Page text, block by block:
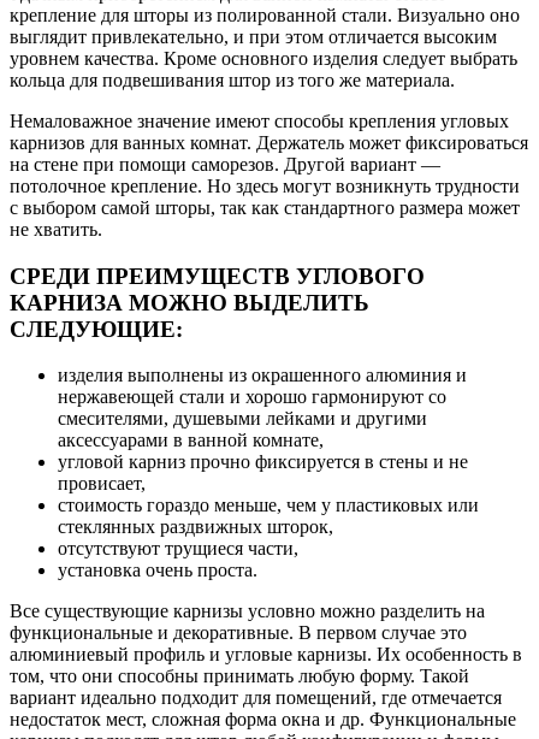
крепление для шторы из полированной стали. Визуально оно
выглядит привлекательно, и при этом отличается высоким
уровнем качества. Кроме основного изделия следует выбрать
кольца для подвешивания штор из того же материала.
Немаловажное значение имеют способы крепления угловых
карнизов для ванных комнат. Держатель может фиксироваться
на стене при помощи саморезов. Другой вариант —
потолочное крепление. Но здесь могут возникнуть трудности
с выбором самой шторы, так как стандартного размера может
не хватить.
СРЕДИ ПРЕИМУЩЕСТВ УГЛОВОГО
КАРНИЗА МОЖНО ВЫДЕЛИТЬ
СЛЕДУЮЩИЕ:
изделия выполнены из окрашенного алюминия и
нержавеющей стали и хорошо гармонируют со
смесителями, душевыми лейками и другими
аксессуарами в ванной комнате,
угловой карниз прочно фиксируется в стены и не
провисает,
стоимость гораздо меньше, чем у пластиковых или
стеклянных раздвижных шторок,
отсутствуют трущиеся части,
установка очень проста.
Все существующие карнизы условно можно разделить на
функциональные и декоративные. В первом случае это
алюминиевый профиль и угловые карнизы. Их особенность в
том, что они способны принимать любую форму. Такой
вариант идеально подходит для помещений, где отмечается
недостаток мест, сложная форма окна и др. Функциональные